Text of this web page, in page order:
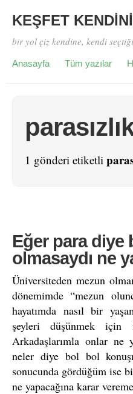
KEŞFET
bir yol çiz kendine, kendi
Anasayfa Tüm yazılar
1 gönderi etiketli
Eğer para diye
olmasaydı ne
Üniversiteden mezun
dönemimde “mezun
hayatımda nasıl bir
şeyleri düşünmek için
Arkadaşlarımla onlar ne
neler diye bol bol
sonucunda gördüğüm ise
ne yapacağına karar